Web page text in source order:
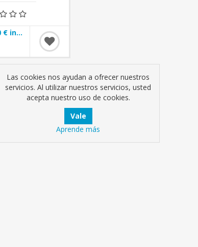
45,00 € incl impuestos
Las cookies nos ayudan a ofrecer nuestros
servicios. Al utilizar nuestros servicios, usted
acepta nuestro uso de cookies.
Aprende más